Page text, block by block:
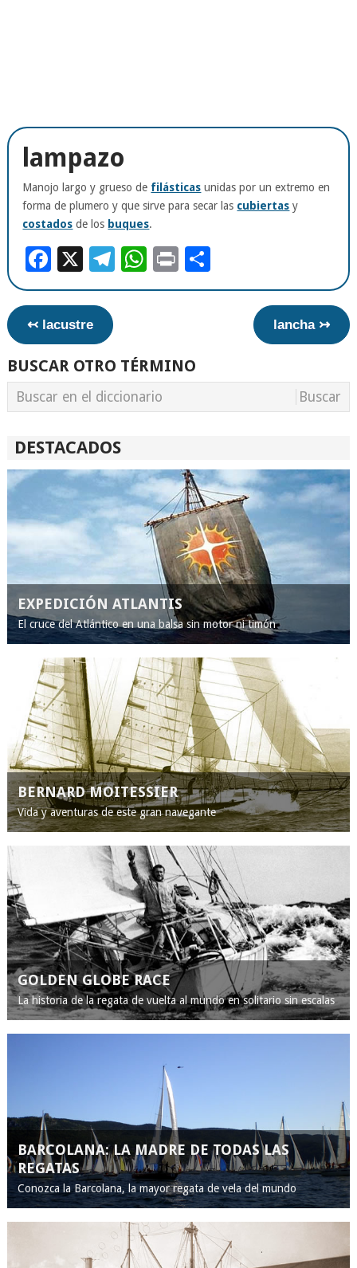
lampazo
Manojo largo y grueso de filásticas unidas por un extremo en
forma de plumero y que sirve para secar las cubiertas y
costados de los buques.
Facebook
X Telegram
WhatsApp
Print
↢ lacustre lancha ↣
BUSCAR OTRO TÉRMINO
DESTACADOS
EXPEDICIÓN ATLANTIS
El cruce del Atlántico en una balsa sin motor ni timón
BERNARD MOITESSIER
Vida y aventuras de este gran navegante
GOLDEN GLOBE RACE
La historia de la regata de vuelta al mundo en solitario sin escalas
BARCOLANA: LA MADRE DE TODAS LAS
REGATAS
Conozca la Barcolana, la mayor regata de vela del mundo